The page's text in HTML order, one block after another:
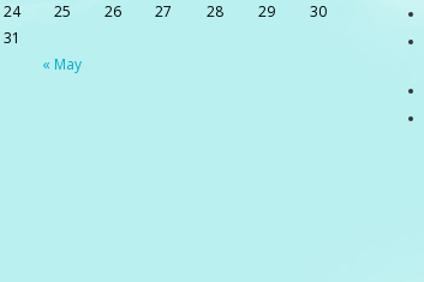
« May
24
25 26 27 28 29
30
31